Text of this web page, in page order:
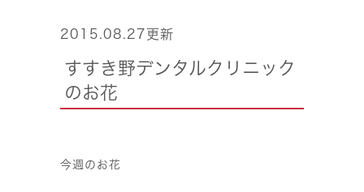
2015.08.27更新
すすき野デンタルクリニック
のお花
今週のお花